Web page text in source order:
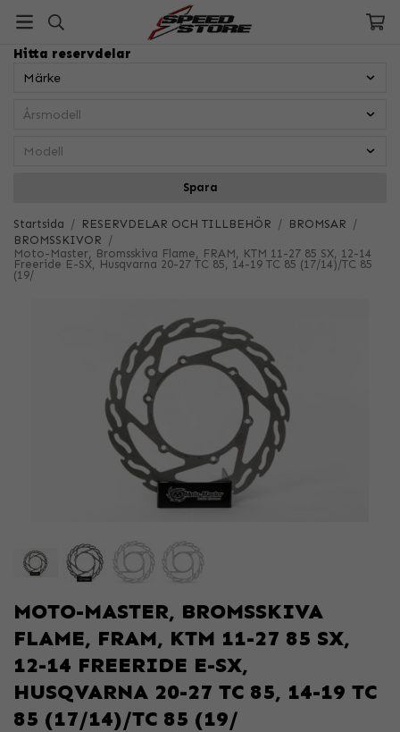
Hitta reservdelar
Spara
Startsida / RESERVDELAR OCH TILLBEHÖR / BROMSAR /
BROMSSKIVOR /
Moto-Master, Bromsskiva Flame, FRAM, KTM 11-27 85 SX, 12-14
Freeride E-SX, Husqvarna 20-27 TC 85, 14-19 TC 85 (17/14)/TC 85
(19/
MOTO-MASTER, BROMSSKIVA
FLAME, FRAM, KTM 11-27 85 SX,
12-14 FREERIDE E-SX,
HUSQVARNA 20-27 TC 85, 14-19 TC
85 (17/14)/TC 85 (19/